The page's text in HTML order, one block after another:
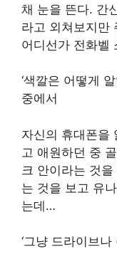
채 눈을 뜬다. 간
라고 외쳐보지만
어디선가 전화벨
‘색깔은 어떻게
중에서
자신의 휴대폰을
고 애원하던 중
크 안이라는 것
는 것을 보고 유
는데…
‘그냥 드라이브나